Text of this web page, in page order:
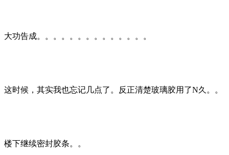
大功告成。。。。。。。。。。。。。。
这时候，其实我也忘记几点了。反正清楚玻璃胶用了N久。。
楼下继续密封胶条。。